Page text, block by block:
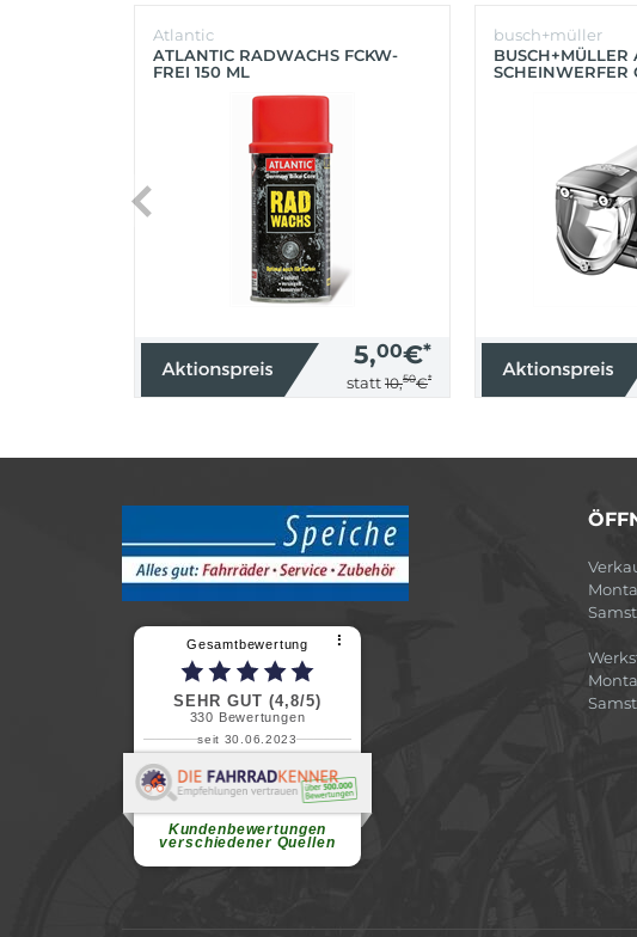
Atlantic
ATLANTIC RADWACHS FCKW-
FREI 150 ML
5,00€*
statt 10,50€*
busch+müller
BUSCH+MÜLLER
SCHEINWERFER
Gesamtbewertung ⠇
SEHR GUT (4,8/5)
330 Bewertungen
seit 30.06.2023
Kundenbewertungen
verschiedener Quellen
Renate H.
Vielen Dank für ein herzliches